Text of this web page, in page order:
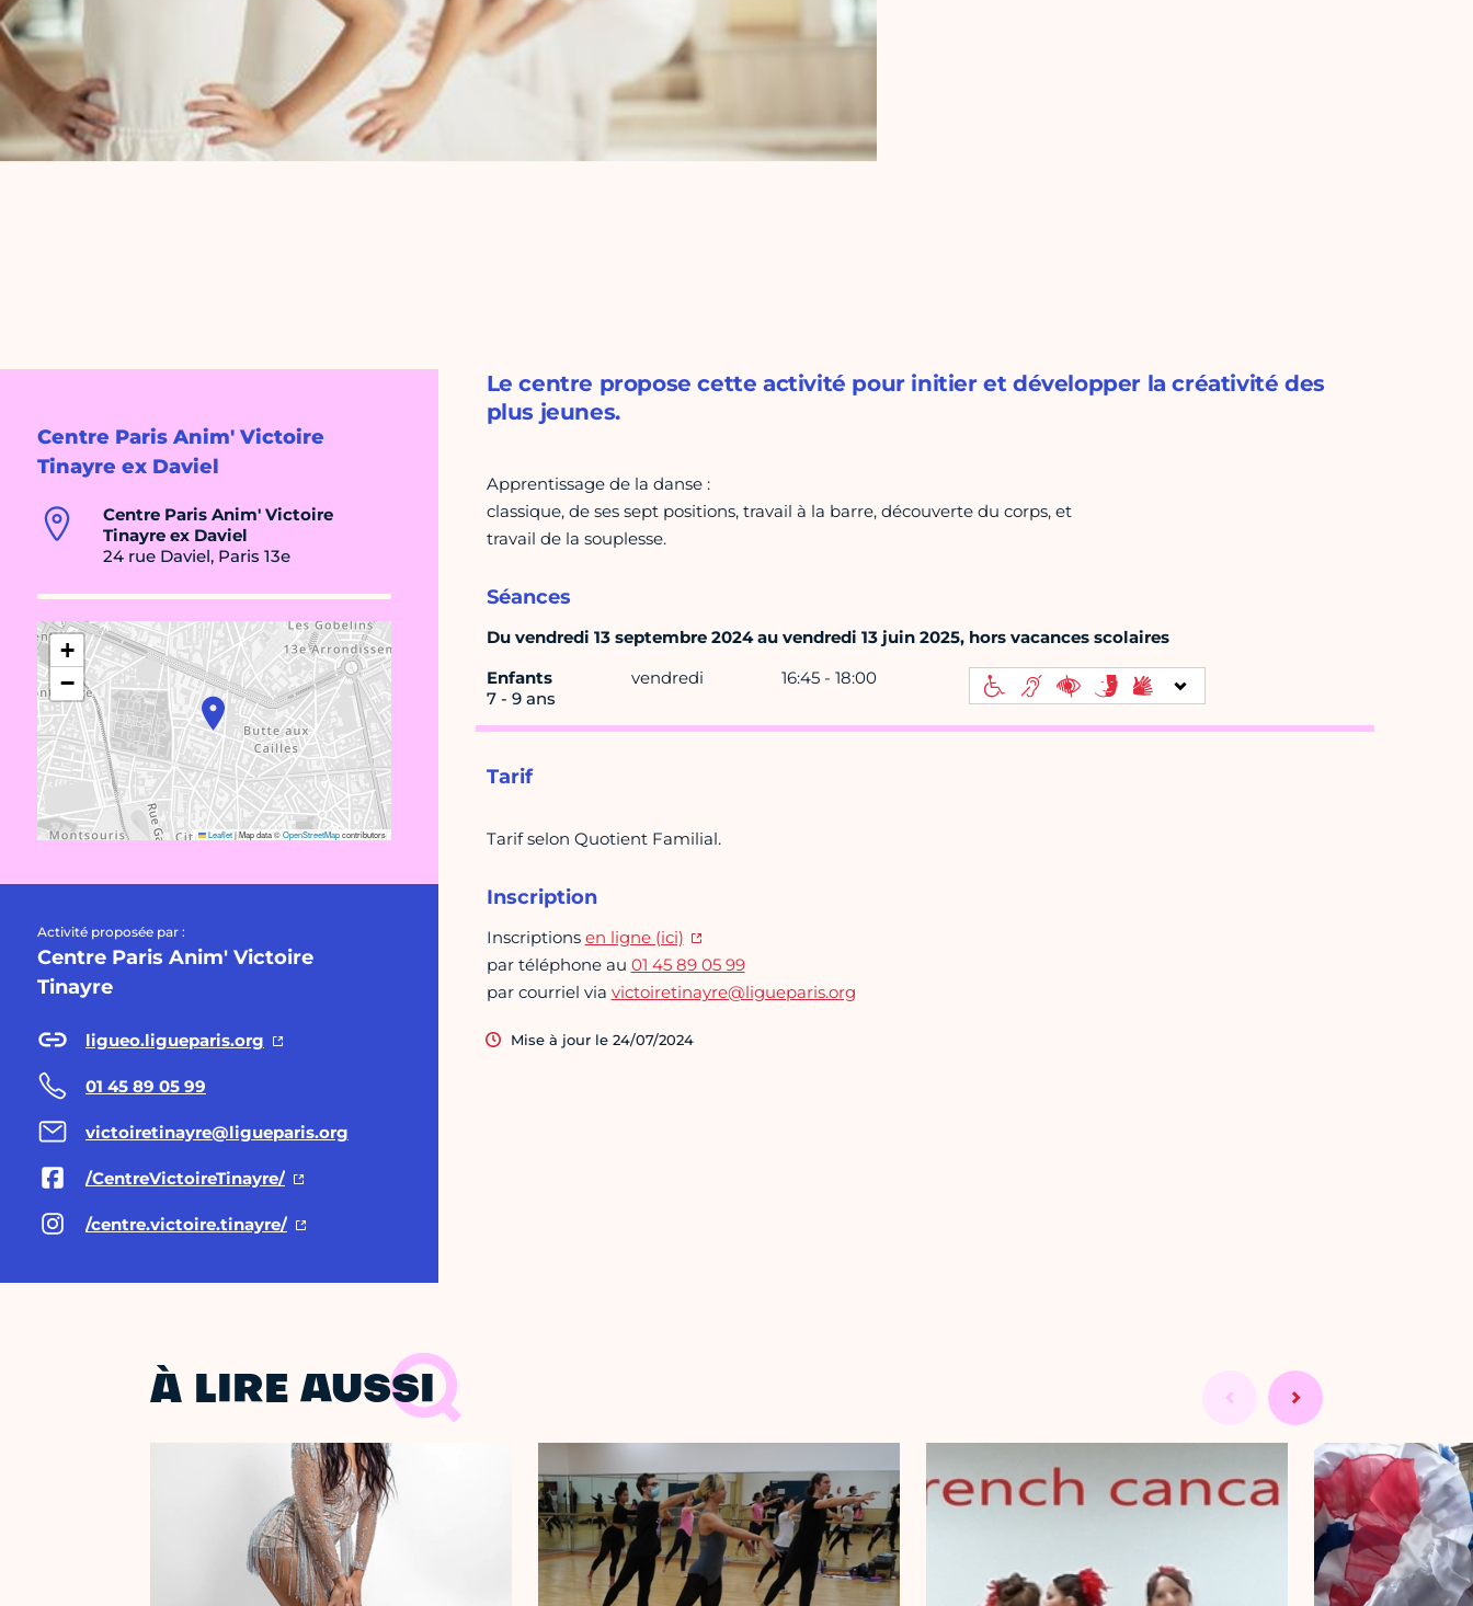
Centre Paris Anim' Victoire
Tinayre ex Daviel
Centre Paris Anim' Victoire
Tinayre ex Daviel
24 rue Daviel, Paris 13e
+
−
Leaflet|Map data ©OpenStreetMapcontributors
Activité proposée par :
Centre Paris Anim' Victoire
Tinayre
ligueo.ligueparis.org
01 45 89 05 99
victoiretinayre@ligueparis.org
/CentreVictoireTinayre/
/centre.victoire.tinayre/
Le centre propose cette activité pour initier et développer la créativité des
plus jeunes.
Apprentissage de la danse :
classique, de ses sept positions, travail à la barre, découverte du corps, et
travail de la souplesse.
Séances
Du vendredi 13 septembre 2024 au vendredi 13 juin 2025, hors vacances scolaires
Enfants
7 - 9 ans
vendredi 16:45 - 18:00
Tarif
Tarif selon Quotient Familial.
Inscription
Inscriptions en ligne (ici)
par téléphone au 01 45 89 05 99
par courriel via victoiretinayre@ligueparis.org
Mise à jour le 24/07/2024
À LIRE AUSSI